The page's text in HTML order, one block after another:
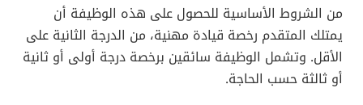
من الشروط الأساسية للحصول على هذه الوظيفة أن
يمتلك المتقدم رخصة قيادة مهنية، من الدرجة الثانية على
الأقل. وتشمل الوظيفة سائقين برخصة درجة أولى أو ثانية
أو ثالثة حسب الحاجة.